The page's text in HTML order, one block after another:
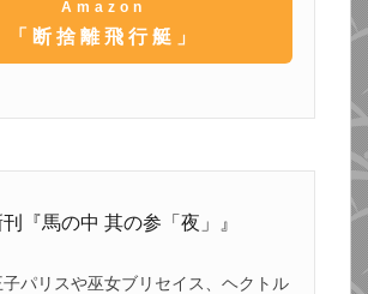
Amazon
「断捨離飛行艇」
刊『馬の中 其の参「夜」』
子パリスや巫女ブリセイス、ヘクトル